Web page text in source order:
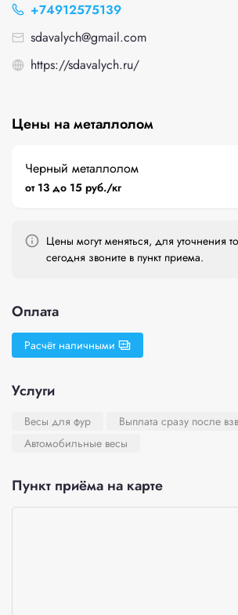
+74912575139
sdavalych@gmail.com
https://sdavalych.ru/
Цены на металлолом
Черный металлолом
от 13 до 15 руб./кг
Цены могут меняться, для уточнения
сегодня звоните в пункт приема.
Оплата
Расчёт наличными
Услуги
Весы для фур
Выплата сразу после
Автомобильные весы
Пункт приёма на карте